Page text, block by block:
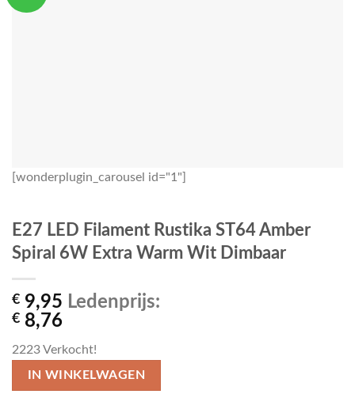
[wonderplugin_carousel id="1"]
E27 LED Filament Rustika ST64 Amber
Spiral 6W Extra Warm Wit Dimbaar
€ 9,95 Ledenprijs:
€ 8,76
2223Verkocht!
IN WINKELWAGEN